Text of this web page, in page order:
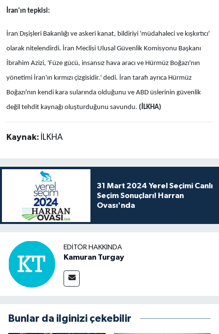
İran'ın tepkisi:
İran Dışişleri Bakanlığı ve askeri kanat, bildiriyi 'müdahaleci ve kışkırtıcı'
olarak nitelendirdi. İran Meclisi Ulusal Güvenlik Komisyonu Başkanı
İbrahim Azizi, 'Füze gücü, insansız hava aracı ve Hürmüz Boğazı'nın
yönetimi İran'ın kırmızı çizgisidir.' dedi. İran tarafı ayrıca Hürmüz
Boğazı'nın kendi kara sularında olduğunu ve ABD üslerinin güvenlik
değil tehdit kaynağı oluşturduğunu savundu. (İLKHA)
Kaynak: İLKHA
31 Mart 2024 Yerel Seçimi Canlı
Seçim Sonuçları! Harran
Ovası'nda
EDITÖR HAKKINDA
Kamuran Turgay
Bunlar da ilginizi çekebilir